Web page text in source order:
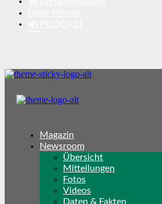
Magazin
Newsroom
Übersicht
Mitteilungen
Fotos
Videos
Daten & Fakten